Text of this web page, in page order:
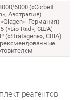
6000 («Corbett
Австралия)
Германия)
(«Bio-Rad», США)
(«Stratagene», США)
рекомендованные
реагентов